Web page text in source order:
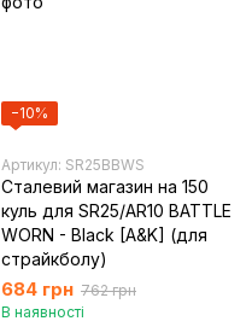
−10%
Артикул: SR25BBWS
Сталевий магазин на 150
куль для SR25/AR10 BATTLE
WORN - Black [A&K] (для
страйкболу)
684 грн 762 грн
В наявності